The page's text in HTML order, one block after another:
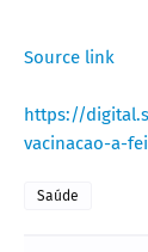
Source link
https://
vacinacao-a-
Saúde